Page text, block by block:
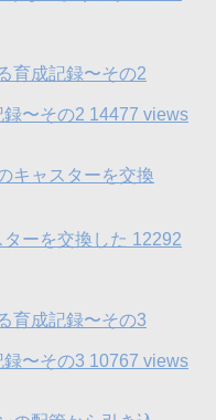
〜その2 14477 views
ーを交換した 12292
〜その3 10767 views